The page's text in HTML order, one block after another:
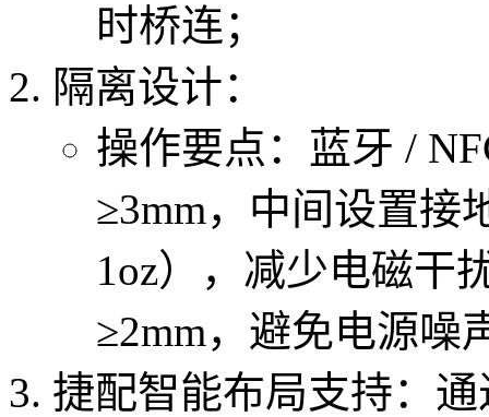
时桥连；
隔离设计：
操作要点：蓝牙 /
≥3mm，中间设置接
1oz），减少电磁干
≥2mm，避免电源噪
捷配智能布局支持：